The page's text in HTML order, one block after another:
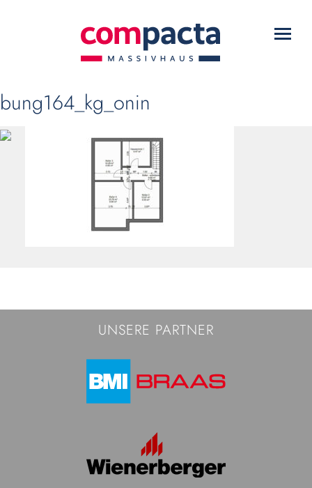
WARUM COMPACTA?
HAUSTYPEN
SERVICE
KONTAKT
bung164_kg_onin
UNSERE PARTNER